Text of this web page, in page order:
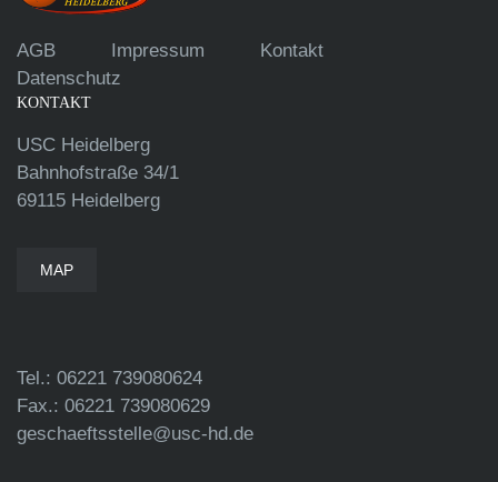
AGB Impressum
Kontakt
Datenschutz
KONTAKT
USC Heidelberg
Bahnhofstraße 34/1
69115 Heidelberg
MAP
Tel.: 06221 739080624
Fax.: 06221 739080629
geschaeftsstelle@usc-hd.de